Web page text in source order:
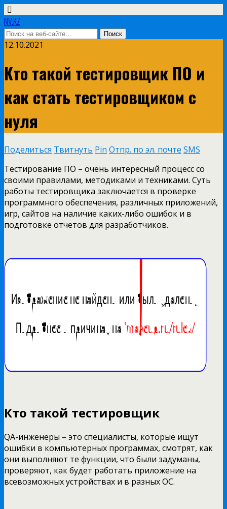
NV.KZ
12.10.2021
Кто такой тестировщик ПО и
как стать тестировщиком с
нуля
Поделиться Твитнуть Pin Отпр. по эл. почте SMS
Тестирование ПО – очень интересный процесс со
своими правилами, методиками и техниками. Суть
работы тестировщика заключается в проверке
программного обеспечения, различных приложений,
игр, сайтов на наличие каких-либо ошибок и в
подготовке отчетов для разработчиков.
Кто такой тестировщик
QA-инженеры – это специалисты, которые ищут
ошибки в компьютерных программах, смотрят, как
они выполняют те функции, что были задуманы,
проверяют, как будет работать приложение на
всевозможных устройствах и в разных ОС.